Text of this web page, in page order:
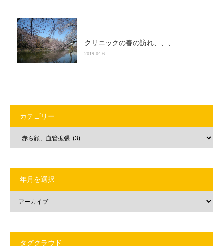
クリニックの春の訪れ、、、
2019.04.6
カテゴリー
年月を選択
タグクラウド